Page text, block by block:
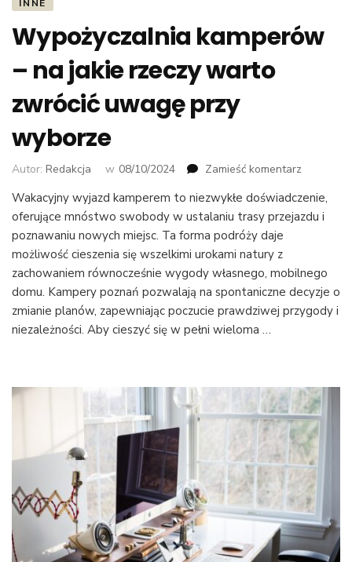
INNE
Wypożyczalnia kamperów
– na jakie rzeczy warto
zwrócić uwagę przy
wyborze
Autor: Redakcja w 08/10/2024 Zamieść komentarz
jakie
rzeczy
warto
zwrócić
Wakacyjny wyjazd kamperem to niezwykłe doświadczenie,
oferujące mnóstwo swobody w ustalaniu trasy przejazdu i
poznawaniu nowych miejsc. Ta forma podróży daje
możliwość cieszenia się wszelkimi urokami natury z
zachowaniem równocześnie wygody własnego, mobilnego
domu. Kampery poznań pozwalają na spontaniczne decyzje o
zmianie planów, zapewniając poczucie prawdziwej przygody i
niezależności. Aby cieszyć się w pełni wieloma …